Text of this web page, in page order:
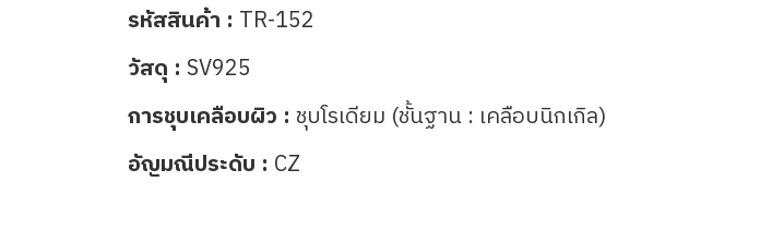
รหัสสินค้า : TR-152
วัสดุ : SV925
การชุบเคลือบผิว : ชุบโรเดียม (ชั้นฐาน : เคลือบนิกเกิล)
อัญมณีประดับ : CZ